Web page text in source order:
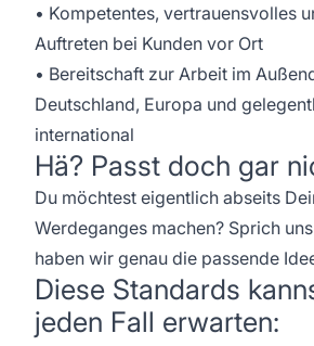
• Kompetentes, vertrauensvolles
Auftreten bei Kunden vor Ort
• Bereitschaft zur Arbeit im
Deutschland, Europa und
international
Hä? Passt doch gar
Du möchtest eigentlich abseits
Werdeganges machen? Sprich
haben wir genau die passende
Diese Standards
jeden Fall erwarten: